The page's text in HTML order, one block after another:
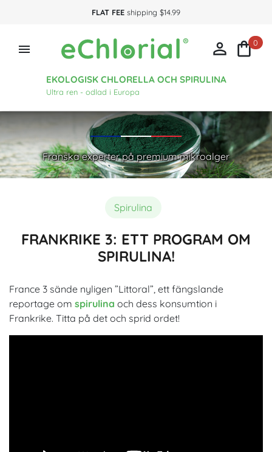
FLAT FEE shipping $14.99

EKOLOGISK CHLORELLA OCH SPIRULINA
Ultra ren - odlad i Europa
 0
Franska experter på premium mikroalger
Spirulina
FRANKRIKE 3: ETT PROGRAM OM
SPIRULINA!
France 3 sände nyligen ”Littoral”, ett fängslande
reportage om spirulina och dess konsumtion i
Frankrike. Titta på det och sprid ordet!